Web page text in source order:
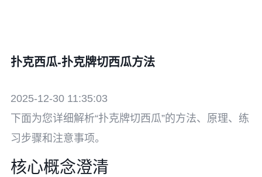
扑克西瓜-扑克牌切西瓜方法
2025-12-30 11:35:03
下面为您详细解析“扑克牌切西瓜”的方法、原理、练
习步骤和注意事项。
核心概念澄清